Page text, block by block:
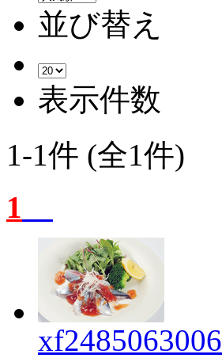
並び替え
表示件数
1-1件 (全1件)
1
xf2485063006